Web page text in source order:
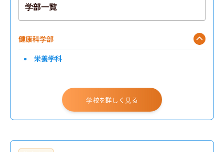
学部一覧
健康科学部
栄養学科
学校を詳しく見る